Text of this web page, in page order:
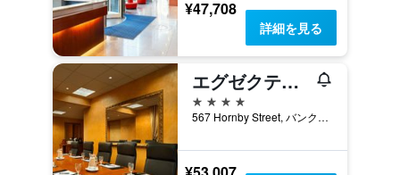
¥47,708
詳細を見る
エグゼクティブ ホテル ル ソレイユ
4つ星
567 Hornby Street, バンクーバー, BC, カナダ